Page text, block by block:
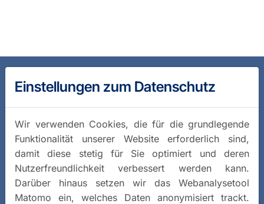
Einstellungen zum Datenschutz
Wir verwenden Cookies, die für die grundlegende
Funktionalität unserer Website erforderlich sind,
damit diese stetig für Sie optimiert und deren
Nutzerfreundlichkeit verbessert werden kann.
Darüber hinaus setzen wir das Webanalysetool
Matomo ein, welches Daten anonymisiert trackt.